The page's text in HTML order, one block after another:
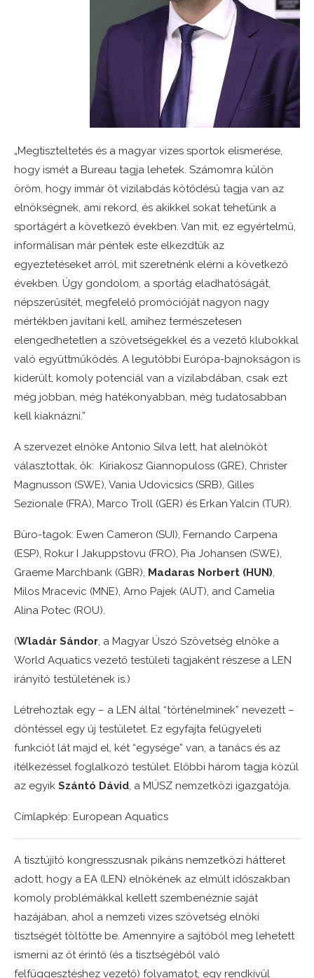
„Megtiszteltetés és a magyar vizes sportok elismerése,
hogy ismét a Bureau tagja lehetek. Számomra külön
öröm, hogy immár öt vízilabdás kötődésű tagja van az
elnökségnek, ami rekord, és akikkel sokat tehetünk a
sportágért a következő években. Van mit, ez egyértelmű,
informálisan már péntek este elkezdtük az
egyeztetéseket arról, mit szeretnénk elérni a következő
években. Úgy gondolom, a sportág eladhatóságát,
népszerűsítét, megfelelő promócióját nagyon nagy
mértékben javítani kell, amihez természetesen
elengedhetetlen a szövetségekkel és a vezető klubokkal
való együttműködés. A legutóbbi Európa-bajnokságon is
kiderült, komoly potenciál van a vízilabdában, csak ezt
még jobban, még hatékonyabban, még tudatosabban
kell kiaknázni.”
A szervezet elnöke Antonio Silva lett, hat alelnököt
választottak, ők: Kiriakosz Giannopuloss (GRE), Christer
Magnusson (SWE), Vania Udovicsics (SRB), Gilles
Sezionale (FRA), Marco Troll (GER) és Erkan Yalcin (TUR).
Büro-tagok: Ewen Cameron (SUI), Fernando Carpena
(ESP), Rokur I Jakuppstovu (FRO), Pia Johansen (SWE),
Graeme Marchbank (GBR), Madaras Norbert (HUN),
Milos Mracevic (MNE), Arno Pajek (AUT), and Camelia
Alina Potec (ROU).
(Wladár Sándor, a Magyar Úszó Szövetség elnöke a
World Aquatics vezető testületi tagjaként részese a LEN
irányító testületének is.)
Létrehoztak egy – a LEN által “történelminek” nevezett –
döntéssel egy új testületet. Ez egyfajta felügyeleti
funkciót lát majd el, két “egysége” van, a tanács és az
ítélkezéssel foglalkozó testület. Előbbi három tagja közül
az egyik Szántó Dávid, a MÚSZ nemzetközi igazgatója.
Címlapkép: European Aquatics
A tisztújító kongresszusnak pikáns nemzetközi hátteret
adott, hogy a EA (LEN) elnökének az elmúlt időszakban
komoly problémákkal kellett szembenéznie saját
hazájában, ahol a nemzeti vizes szövetség elnöki
tisztségét töltötte be. Amennyire a sajtóból meg lehetett
ismerni az őt érintő (és a tisztségéből való
felfüggesztéshez vezető) folyamatot, egy rendkívül